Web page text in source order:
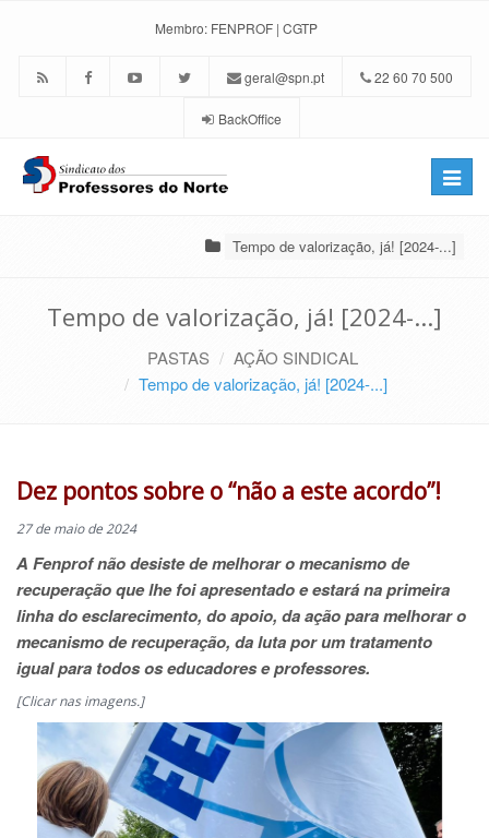
Membro: FENPROF | CGTP
geral@spn.pt 22 60 70 500
BackOffice
Toggle
Tempo de valorização, já! [2024-...]
Tempo de valorização, já! [2024-...]
PASTAS
AÇÃO SINDICAL
Tempo de valorização, já! [2024-...]
Dez pontos sobre o “não a este acordo”!
27 de maio de 2024
A Fenprof não desiste de melhorar o mecanismo de
recuperação que lhe foi apresentado e estará na primeira
linha do esclarecimento, do apoio, da ação para melhorar o
mecanismo de recuperação, da luta por um tratamento
igual para todos os educadores e professores.
[Clicar nas imagens.]